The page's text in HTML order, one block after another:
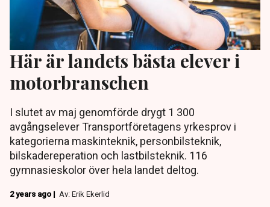
Här är landets bästa elever i
motorbranschen
I slutet av maj genomförde drygt 1 300
avgångselever Transportföretagens yrkesprov i
kategorierna maskinteknik, personbilsteknik,
bilskadereperation och lastbilsteknik. 116
gymnasieskolor över hela landet deltog.
2 years ago | Av: Erik Ekerlid